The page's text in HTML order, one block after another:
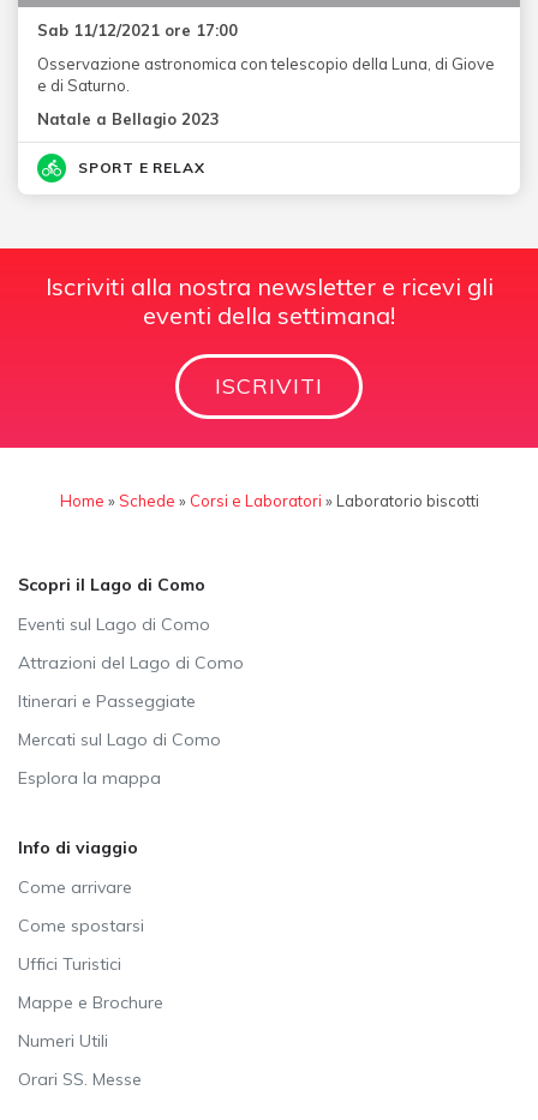
Sab 11/12/2021 ore 17:00
Osservazione astronomica con telescopio della Luna, di Giove
e di Saturno.
Natale a Bellagio 2023
SPORT E RELAX
Iscriviti alla nostra newsletter e ricevi gli
eventi della settimana!
ISCRIVITI
Home »Schede » Corsi e Laboratori » Laboratorio biscotti
Scopri il Lago di Como
Eventi sul Lago di Como
Attrazioni del Lago di Como
Itinerari e Passeggiate
Mercati sul Lago di Como
Esplora la mappa
Info di viaggio
Come arrivare
Come spostarsi
Uffici Turistici
Mappe e Brochure
Numeri Utili
Orari SS. Messe